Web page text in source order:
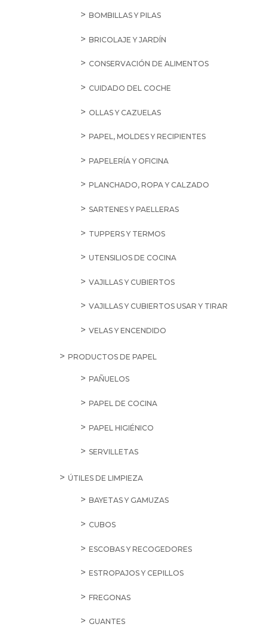
BOMBILLAS Y PILAS
BRICOLAJE Y JARDÍN
CONSERVACIÓN DE ALIMENTOS
CUIDADO DEL COCHE
OLLAS Y CAZUELAS
PAPEL, MOLDES Y RECIPIENTES
PAPELERÍA Y OFICINA
PLANCHADO, ROPA Y CALZADO
SARTENES Y PAELLERAS
TUPPERS Y TERMOS
UTENSILIOS DE COCINA
VAJILLAS Y CUBIERTOS
VAJILLAS Y CUBIERTOS USAR Y TIRAR
VELAS Y ENCENDIDO
PRODUCTOS DE PAPEL
PAÑUELOS
PAPEL DE COCINA
PAPEL HIGIÉNICO
SERVILLETAS
ÚTILES DE LIMPIEZA
BAYETAS Y GAMUZAS
CUBOS
ESCOBAS Y RECOGEDORES
ESTROPAJOS Y CEPILLOS
FREGONAS
GUANTES